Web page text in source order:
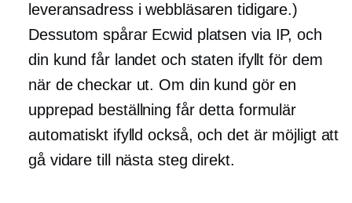
leveransadress i webbläsaren tidigare.)
Dessutom spårar Ecwid platsen via IP, och
din kund får landet och staten ifyllt för dem
när de checkar ut. Om din kund gör en
upprepad beställning får detta formulär
automatiskt ifylld också, och det är möjligt att
gå vidare till nästa steg direkt.